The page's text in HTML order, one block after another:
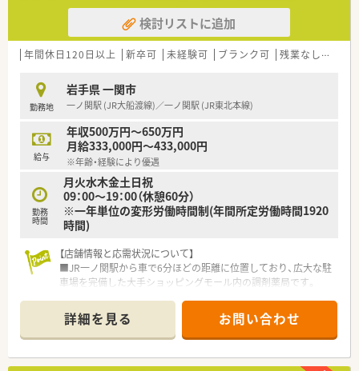
検討リストに追加
年間休日120日以上 新卒可 未経験可 ブランク可 残業なし(ほぼなし含む)
勤務地
岩手県 一関市
一ノ関駅 (JR大船渡線)／一ノ関駅 (JR東北本線)
給与
年収500万円～650万円
月給333,000円～433,000円
※年齢・経験により優遇
勤務
時間
月火水木金土日祝
09：00～19：00（休憩60分）
※一年単位の変形労働時間制(年間所定労働時間1920
時間)
【店舗情報と応需状況について】
■JR一ノ関駅から車で6分ほどの距離に位置しており、広大な駐
車場を完備した大手ショッピングモール内の調剤薬局です。
しており、毎月約800枚という豊富な処方箋数に対応していま
す。
■面分業がメインのため、取り扱う医薬品の品目数が非常に多
く、幅広い処方知識を吸収しながらスキルアップを目指せます。
詳細を見る お問い合わせ